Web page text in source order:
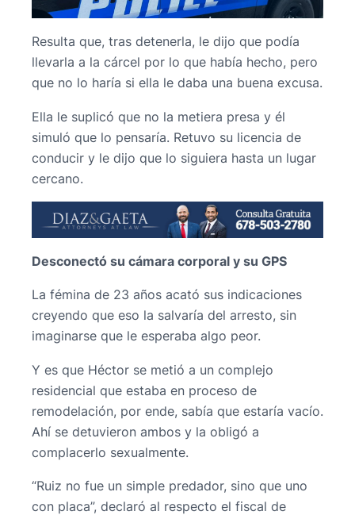
Resulta que, tras detenerla, le dijo que podía
llevarla a la cárcel por lo que había hecho, pero
que no lo haría si ella le daba una buena excusa.
Ella le suplicó que no la metiera presa y él
simuló que lo pensaría. Retuvo su licencia de
conducir y le dijo que lo siguiera hasta un lugar
cercano.
Desconectó su cámara corporal y su GPS
La fémina de 23 años acató sus indicaciones
creyendo que eso la salvaría del arresto, sin
imaginarse que le esperaba algo peor.
Y es que Héctor se metió a un complejo
residencial que estaba en proceso de
remodelación, por ende, sabía que estaría vacío.
Ahí se detuvieron ambos y la obligó a
complacerlo sexualmente.
“Ruiz no fue un simple predador, sino que uno
con placa”, declaró al respecto el fiscal de